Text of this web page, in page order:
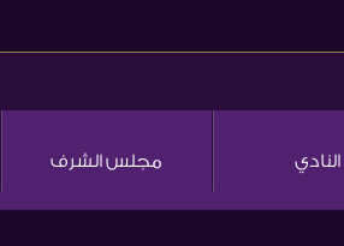
النادي مجلس الشرف